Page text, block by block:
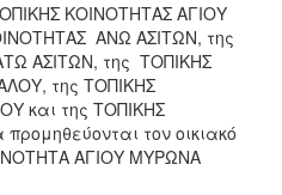
ΚΟΙΝΟΤΗΤΑΣ ΑΓΙΟΥ
ΑΝΩ ΑΣΙΤΩΝ, της
ΑΣΙΤΩΝ, της ΤΟΠΙΚΗΣ
της ΤΟΠΙΚΗΣ
και της ΤΟΠΙΚΗΣ
τον οικιακό
ΑΓΙΟΥ ΜΥΡΩΝΑ